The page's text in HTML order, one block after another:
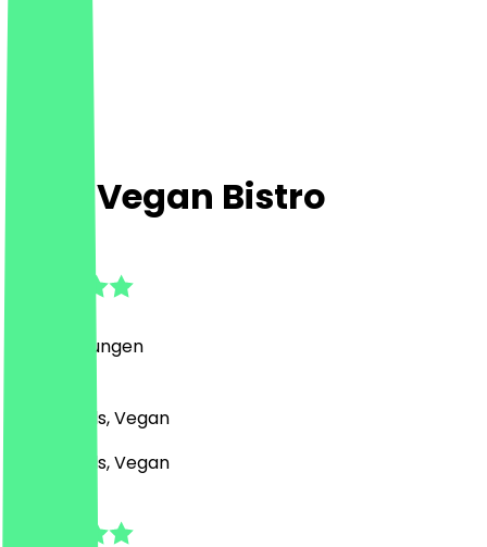
Nest Vegan Bistro
Bewertungen
Café, Bowls, Vegan
Café, Bowls, Vegan